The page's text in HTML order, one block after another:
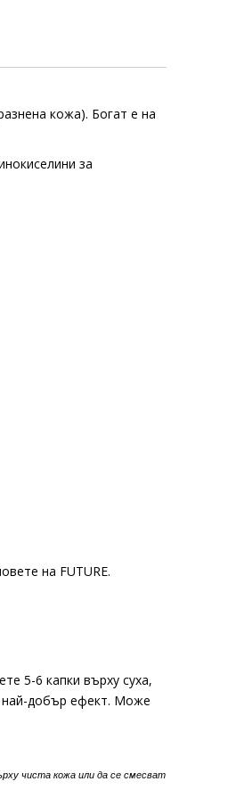
кожа). Богат е на
за
на FUTURE.
5-6 капки върху суха,
най-добър ефект. Може
чиста кожа или да се смесват